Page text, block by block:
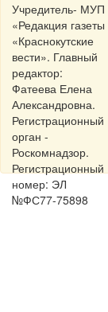
Учредитель- МУП
«Редакция газеты
«Краснокутские
вести». Главный
редактор:
Фатеева Елена
Александровна.
Регистрационный
орган -
Роскомнадзор.
Регистрационный
номер: ЭЛ
№ФС77-75898